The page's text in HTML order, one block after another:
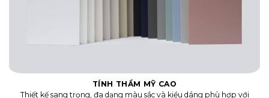
TÍNH THẨM MỸ CAO
Thiết kế sang trọng, đa dạng màu sắc và kiểu dáng phù hợp với